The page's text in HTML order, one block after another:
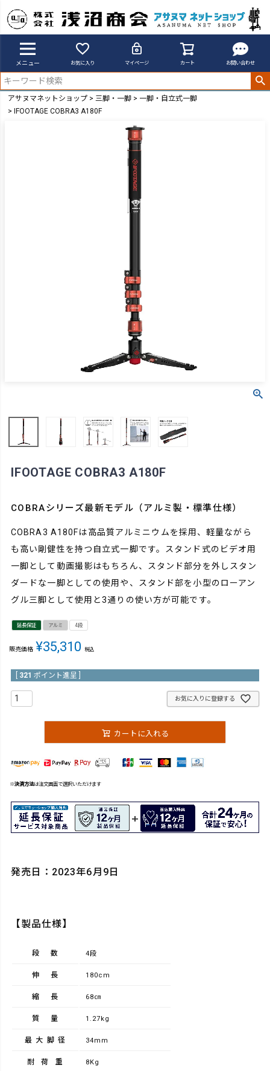
メニュー お気に入り マイページ カート お問い合わせ
アサヌマネットショップ 三脚・一脚
一脚・自立式一脚
IFOOTAGE COBRA3 A180F
IFOOTAGE COBRA3 A180F
COBRAシリーズ最新モデル（アルミ製・標準仕様）
COBRA3 A180Fは高品質アルミニウムを採用、軽量ながら
も高い剛健性を持つ自立式一脚です。スタンド式のビデオ用
一脚として動画撮影はもちろん、スタンド部分を外しスタン
ダードな一脚としての使用や、スタンド部を小型のローアン
グル三脚として使用と3通りの使い方が可能です。
延長保証 アルミ 4段
販売価格 ¥35,310 税込
321 ポイント進呈 ]
お気に入りに登録する
カートに入れる
※決済方法は注文画面で選択いただけます
発売日：2023年6月9日
【製品仕様】
段数 4段
伸長 180cm
縮長 68㎝
質量 1.27kg
最大脚径 34mm
耐荷重 8Kg